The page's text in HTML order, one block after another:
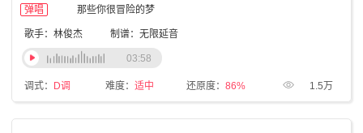
弹唱 那些你很冒险的梦
歌手：林俊杰 制谱：无限延音
调式： D调 难度： 适中 还原度： 86% 1.5万
03:58